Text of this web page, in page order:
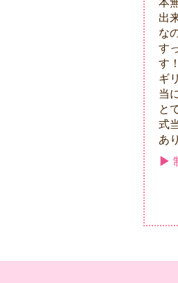
出
な
す
す
ギ
当
と
式
あ